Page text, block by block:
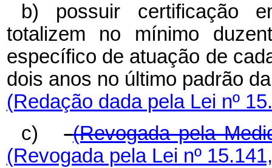
b) possuir certificação
totalizem no mínimo
específico de atuação de
dois anos no último padrão
(Redação dada pela Lei nº
c) (Revogada pela
(Revogada pela Lei nº